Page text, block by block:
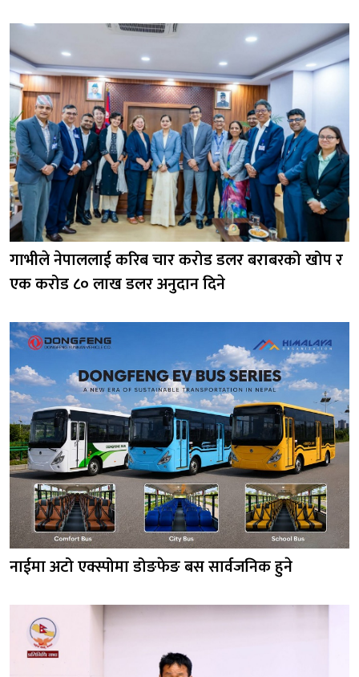
गाभीले नेपाललाई करिब चार करोड डलर बराबरको खोप र
एक करोड ८० लाख डलर अनुदान दिने
नाईमा अटो एक्स्पोमा डोङफेङ बस सार्वजनिक हुने